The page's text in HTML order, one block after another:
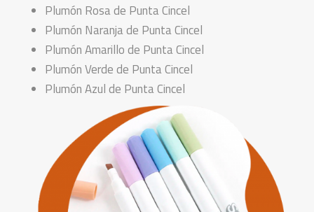
Plumón Rosa de Punta Cincel
Plumón Naranja de Punta Cincel
Plumón Amarillo de Punta Cincel
Plumón Verde de Punta Cincel
Plumón Azul de Punta Cincel